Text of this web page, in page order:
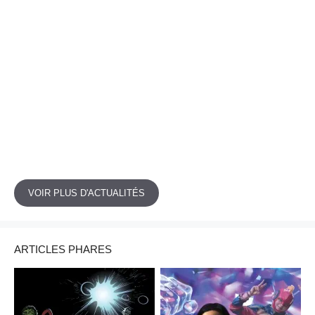
VOIR PLUS D'ACTUALITÉS
ARTICLES PHARES